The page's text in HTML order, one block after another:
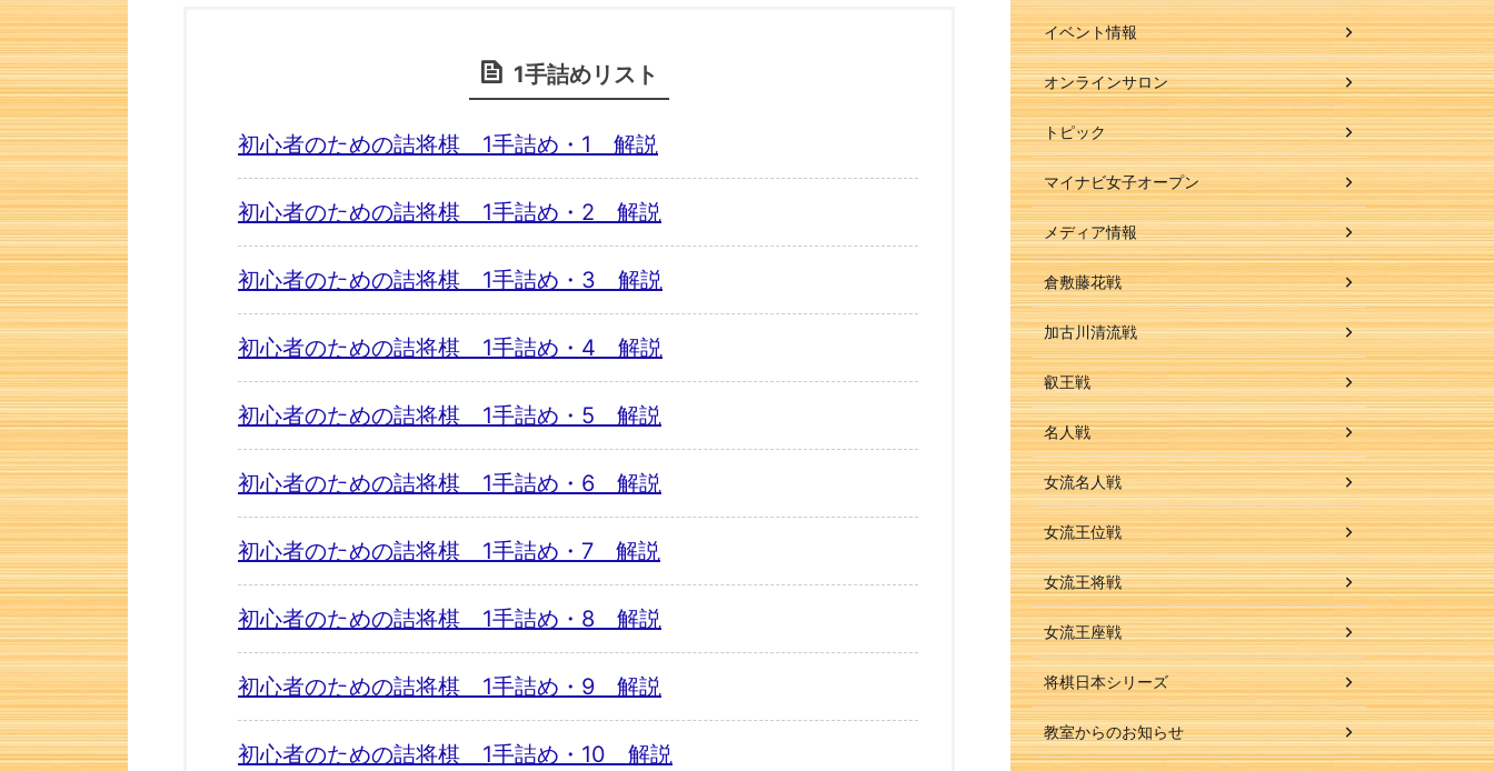
1手詰めリスト
初心者のための詰将棋 1手詰め・1 解説
初心者のための詰将棋 1手詰め・2 解説
初心者のための詰将棋 1手詰め・3 解説
初心者のための詰将棋 1手詰め・4 解説
初心者のための詰将棋 1手詰め・5 解説
初心者のための詰将棋 1手詰め・6 解説
初心者のための詰将棋 1手詰め・7 解説
初心者のための詰将棋 1手詰め・8 解説
初心者のための詰将棋 1手詰め・9 解説
初心者のための詰将棋 1手詰め・10 解説
イベント情報
オンラインサロン
トピック
マイナビ女子オープン
メディア情報
倉敷藤花戦
加古川清流戦
叡王戦
名人戦
女流名人戦
女流王位戦
女流王将戦
女流王座戦
将棋日本シリーズ
教室からのお知らせ